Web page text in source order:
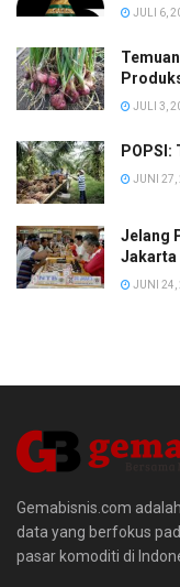
JULI 6,
JULI 3,
POPSI:
JUNI 27,
Jelang
Jakarta
JUNI 24,
Gemabisnis.com
data yang berfokus
pasar komoditi di